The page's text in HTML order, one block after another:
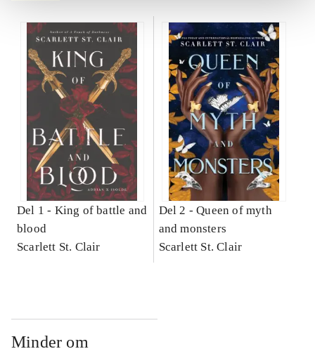
Del 1 - King of battle and
blood
Scarlett St. Clair
Del 2 -Queen of myth
and monsters
Scarlett St. Clair
Minder om